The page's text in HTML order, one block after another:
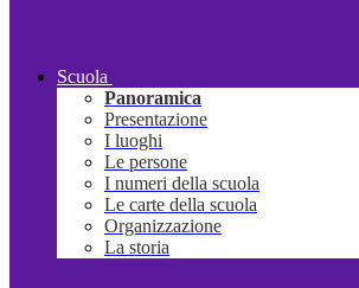
Scuola
Panoramica
Presentazione
I luoghi
Le persone
I numeri della scuola
Le carte della scuola
Organizzazione
La storia